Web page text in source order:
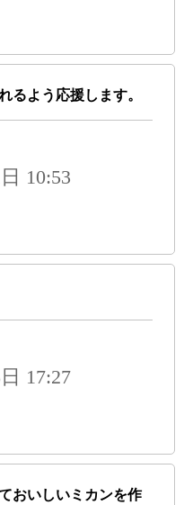
るよう応援します。
10:53
17:27
おいしいミカンを作